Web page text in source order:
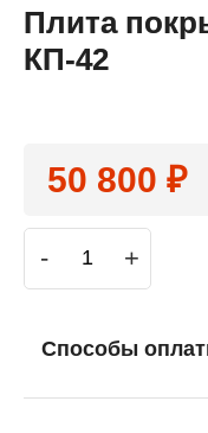
Плита
КП-42
50 800 ₽
- +
Способы